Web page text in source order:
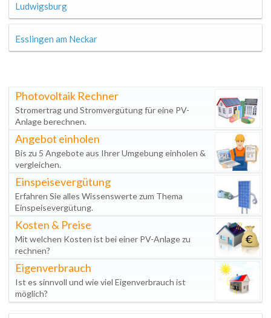
Ludwigsburg
Esslingen am Neckar
Photovoltaik Rechner
Stromertrag und Stromvergütung für eine PV-
Anlage berechnen.
Angebot einholen
Bis zu 5 Angebote aus Ihrer Umgebung einholen &
vergleichen.
Einspeisevergütung
Erfahren Sie alles Wissenswerte zum Thema
Einspeisevergütung.
Kosten & Preise
Mit welchen Kosten ist bei einer PV-Anlage zu
rechnen?
Eigenverbrauch
Ist es sinnvoll und wie viel Eigenverbrauch ist
möglich?